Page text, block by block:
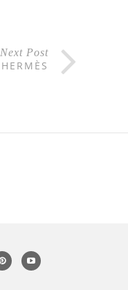
Next Post
HERMÈS